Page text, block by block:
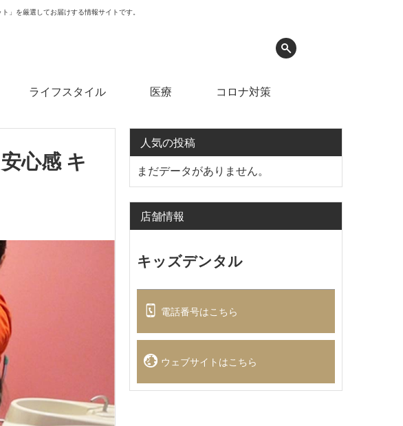
」を厳選してお届けする情報サイトです。
ライフスタイル 医療 コロナ対策
心感 キ
人気の投稿
まだデータがありません。
店舗情報
キッズデンタル
電話番号はこちら
ウェブサイトはこちら